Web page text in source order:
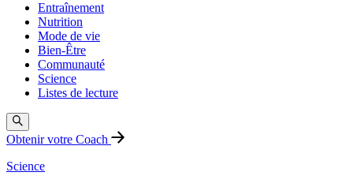
Entraînement
Nutrition
Mode de vie
Bien-Être
Communauté
Science
Listes de lecture
Obtenir votre Coach
Science